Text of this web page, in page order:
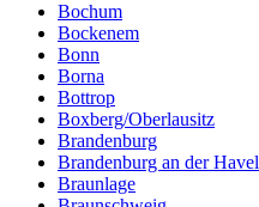
Bochum
Bockenem
Bonn
Borna
Bottrop
Boxberg/Oberlausitz
Brandenburg
Brandenburg an der Havel
Braunlage